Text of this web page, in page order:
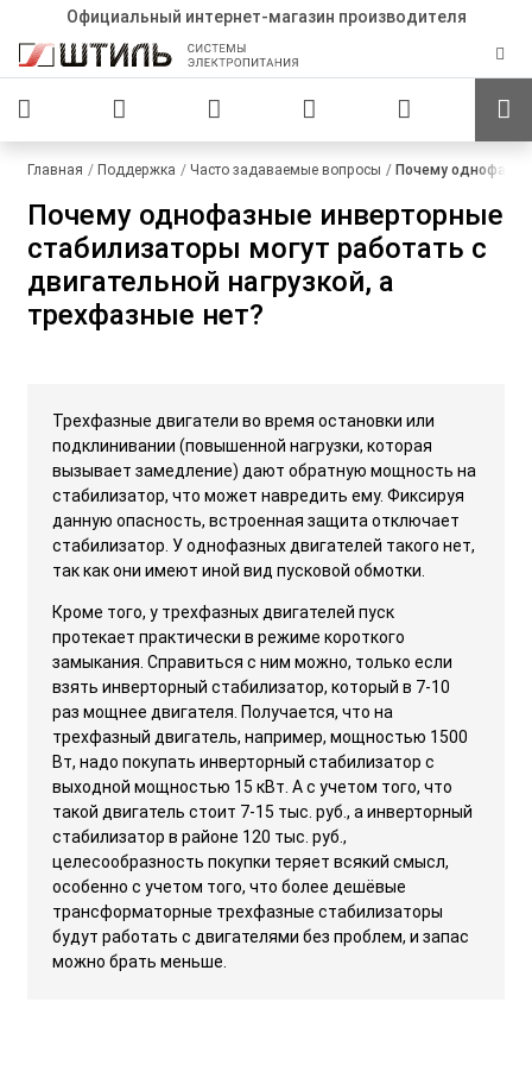
Официальный интернет-магазин производителя
Главная Поддержка Часто задаваемые вопросы Почему
Почему однофазные инверторные
стабилизаторы могут работать с
двигательной нагрузкой, а
трехфазные нет?
Трехфазные двигатели во время остановки или
подклинивании (повышенной нагрузки, которая
вызывает замедление) дают обратную мощность на
стабилизатор, что может навредить ему. Фиксируя
данную опасность, встроенная защита отключает
стабилизатор. У однофазных двигателей такого нет,
так как они имеют иной вид пусковой обмотки.
Кроме того, у трехфазных двигателей пуск
протекает практически в режиме короткого
замыкания. Справиться с ним можно, только если
взять инверторный стабилизатор, который в 7-10
раз мощнее двигателя. Получается, что на
трехфазный двигатель, например, мощностью 1500
Вт, надо покупать инверторный стабилизатор с
выходной мощностью 15 кВт. А с учетом того, что
такой двигатель стоит 7-15 тыс. руб., а инверторный
стабилизатор в районе 120 тыс. руб.,
целесообразность покупки теряет всякий смысл,
особенно с учетом того, что более дешёвые
трансформаторные трехфазные стабилизаторы
будут работать с двигателями без проблем, и запас
можно брать меньше.